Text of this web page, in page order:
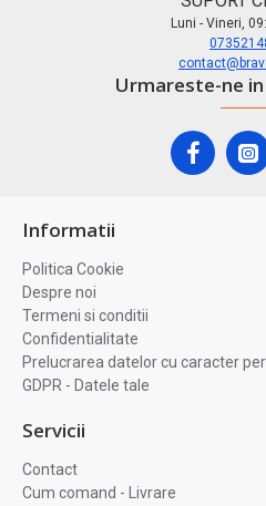
Luni - Vineri,
Urmareste-ne
Informatii
Politica Cookie
Despre noi
Termeni si conditii
Confidentialitate
Prelucrarea datelor cu caracter
GDPR - Datele tale
Servicii
Contact
Cum comand - Livrare